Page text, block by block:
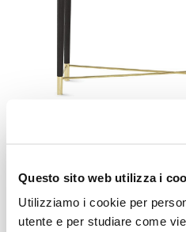
Questo sito web utilizza i
Utilizziamo i cookie per
utente e per studiare come